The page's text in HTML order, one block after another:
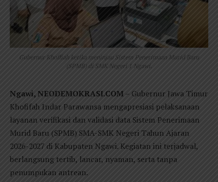
Gubernur Khoffiah ketika meninjau Sistem Penerimaan Murid Baru
(SPMB) di SMK Negeri 1 Ngawi.
Ngawi, NEODEMOKRASI.COM– Gubernur Jawa Timur
Khofifah Indar Parawansa mengapresiasi pelaksanaan
layanan verifikasi dan validasi data Sistem Penerimaan
Murid Baru (SPMB) SMA-SMK Negeri Tahun Ajaran
2026-2027 di Kabupaten Ngawi. Kegiatan ini terjadwal,
berlangsung tertib, lancar, nyaman, serta tanpa
penumpukan antrean.